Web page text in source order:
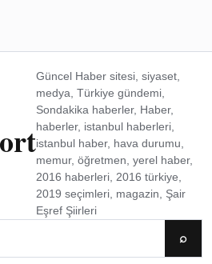
Güncel Haber sitesi, siyaset,
medya, Türkiye gündemi,
Sondakika haberler, Haber,
haberler, istanbul haberleri,
istanbul haber, hava durumu,
memur, öğretmen, yerel haber,
2016 haberleri, 2016 türkiye,
2019 seçimleri, magazin, Şair
Eşref Şiirleri
⌕